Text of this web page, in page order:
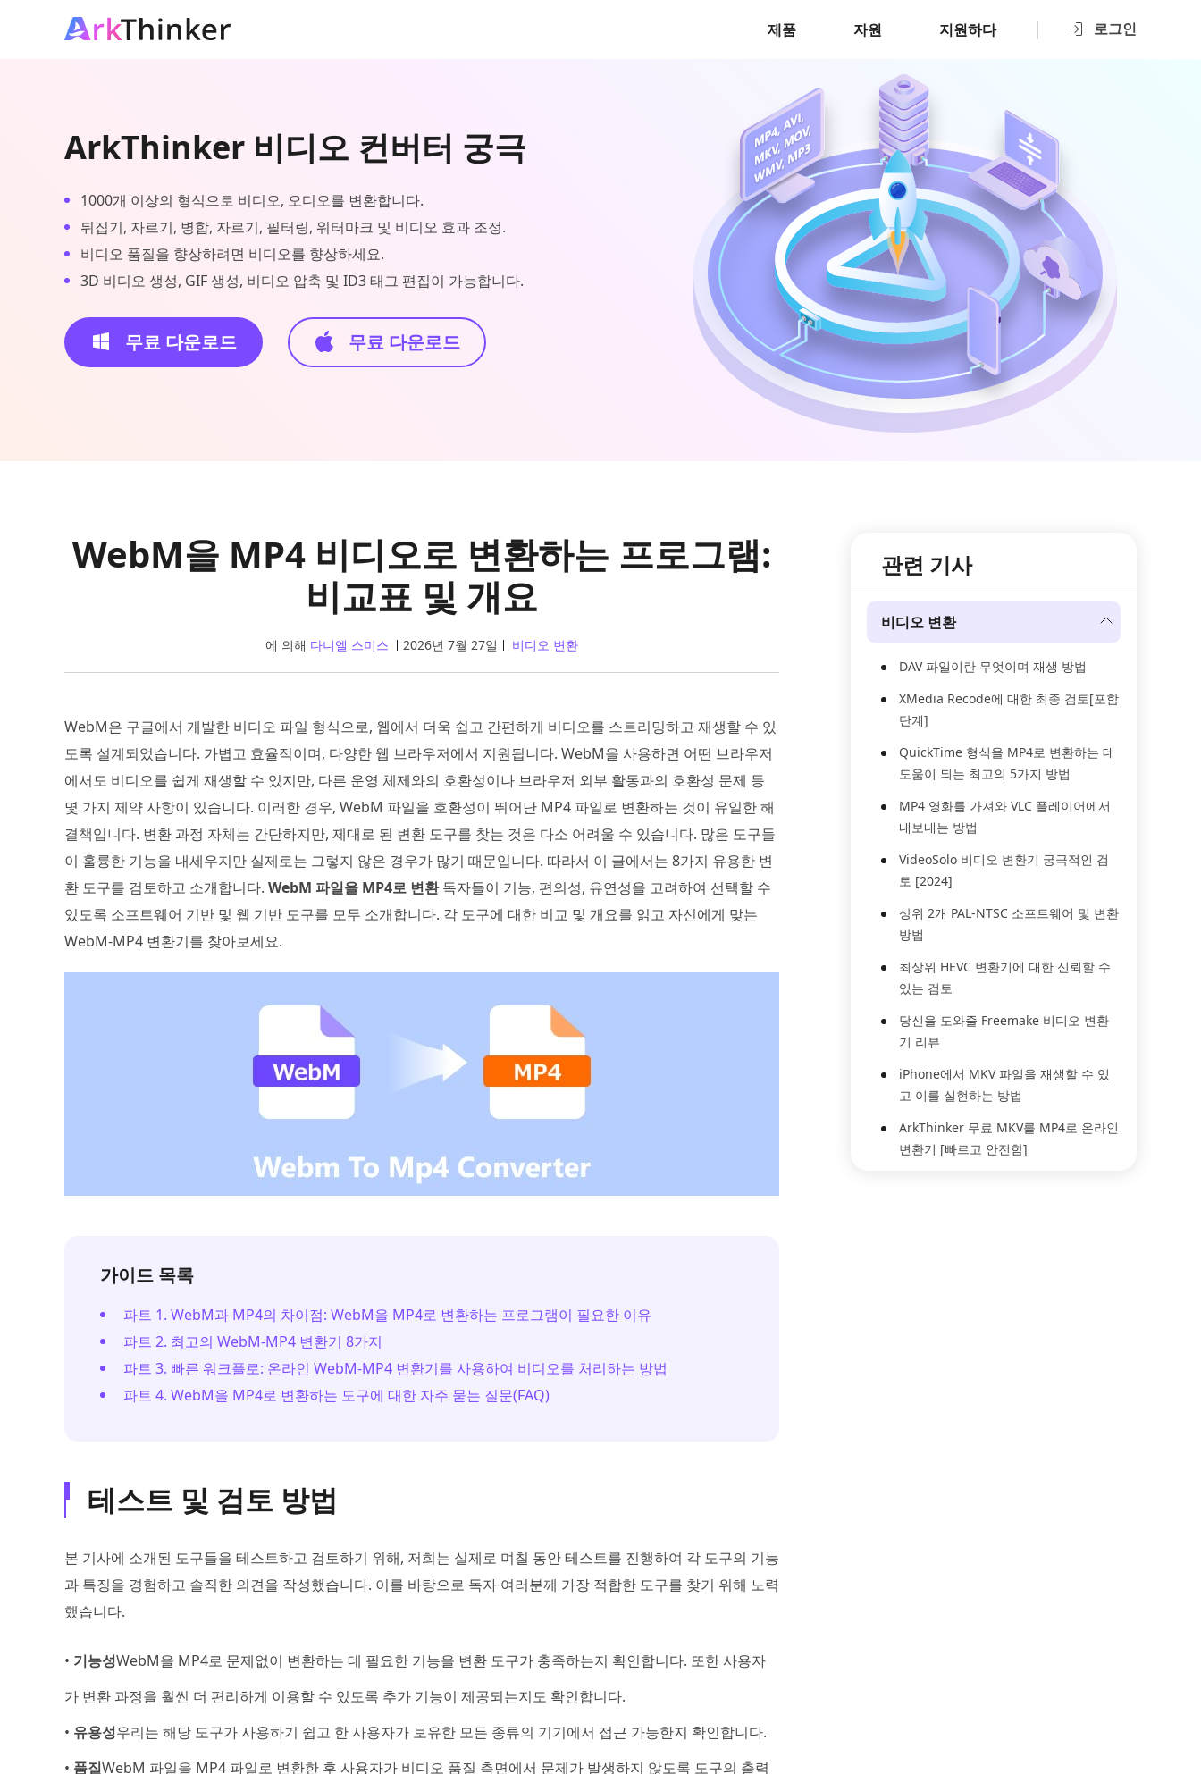
로그인
제품 자원 지원하다
ArkThinker 비디오 컨버터 궁극
1000개 이상의 형식으로 비디오, 오디오를 변환합니다.
뒤집기, 자르기, 병합, 자르기, 필터링, 워터마크 및 비디오 효과 조정.
비디오 품질을 향상하려면 비디오를 향상하세요.
3D 비디오 생성, GIF 생성, 비디오 압축 및 ID3 태그 편집이 가능합니다.
무료 다운로드 무료 다운로드
WebM을 MP4 비디오로 변환하는 프로그램:
비교표 및 개요
에 의해 다니엘 스미스 2026년 7월 27일 비디오 변환
WebM은 구글에서 개발한 비디오 파일 형식으로, 웹에서 더욱 쉽고 간편하게 비디오를 스트리밍하고 재생할 수 있
도록 설계되었습니다. 가볍고 효율적이며, 다양한 웹 브라우저에서 지원됩니다. WebM을 사용하면 어떤 브라우저
에서도 비디오를 쉽게 재생할 수 있지만, 다른 운영 체제와의 호환성이나 브라우저 외부 활동과의 호환성 문제 등
몇 가지 제약 사항이 있습니다. 이러한 경우, WebM 파일을 호환성이 뛰어난 MP4 파일로 변환하는 것이 유일한 해
결책입니다. 변환 과정 자체는 간단하지만, 제대로 된 변환 도구를 찾는 것은 다소 어려울 수 있습니다. 많은 도구들
이 훌륭한 기능을 내세우지만 실제로는 그렇지 않은 경우가 많기 때문입니다. 따라서 이 글에서는 8가지 유용한 변
환 도구를 검토하고 소개합니다. WebM 파일을 MP4로 변환독자들이 기능, 편의성, 유연성을 고려하여 선택할 수
있도록 소프트웨어 기반 및 웹 기반 도구를 모두 소개합니다. 각 도구에 대한 비교 및 개요를 읽고 자신에게 맞는
WebM-MP4 변환기를 찾아보세요.
가이드 목록
파트 1. WebM과 MP4의 차이점: WebM을 MP4로 변환하는 프로그램이 필요한 이유
파트 2. 최고의 WebM-MP4 변환기 8가지
파트 3. 빠른 워크플로: 온라인 WebM-MP4 변환기를 사용하여 비디오를 처리하는 방법
파트 4. WebM을 MP4로 변환하는 도구에 대한 자주 묻는 질문(FAQ)
테스트 및 검토 방법
본 기사에 소개된 도구들을 테스트하고 검토하기 위해, 저희는 실제로 며칠 동안 테스트를 진행하여 각 도구의 기능
과 특징을 경험하고 솔직한 의견을 작성했습니다. 이를 바탕으로 독자 여러분께 가장 적합한 도구를 찾기 위해 노력
했습니다.
• 기능성WebM을 MP4로 문제없이 변환하는 데 필요한 기능을 변환 도구가 충족하는지 확인합니다. 또한 사용자
가 변환 과정을 훨씬 더 편리하게 이용할 수 있도록 추가 기능이 제공되는지도 확인합니다.
• 유용성우리는 해당 도구가 사용하기 쉽고 한 사용자가 보유한 모든 종류의 기기에서 접근 가능한지 확인합니다.
• 품질WebM 파일을 MP4 파일로 변환한 후 사용자가 비디오 품질 측면에서 문제가 발생하지 않도록 도구의 출력
관련 기사
비디오 변환
DAV 파일이란 무엇이며 재생 방법
XMedia Recode에 대한 최종 검토[포함
단계]
QuickTime 형식을 MP4로 변환하는 데
도움이 되는 최고의 5가지 방법
MP4 영화를 가져와 VLC 플레이어에서
내보내는 방법
VideoSolo 비디오 변환기 궁극적인 검
토 [2024]
상위 2개 PAL-NTSC 소프트웨어 및 변환
방법
최상위 HEVC 변환기에 대한 신뢰할 수
있는 검토
당신을 도와줄 Freemake 비디오 변환
기 리뷰
iPhone에서 MKV 파일을 재생할 수 있
고 이를 실현하는 방법
ArkThinker 무료 MKV를 MP4로 온라인
변환기 [빠르고 안전함]